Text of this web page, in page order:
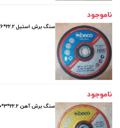
ناموجود
سنگ برش استیل 22.2*1.6*180 بکو مدل Beco BR18016
ناموجود
سنگ برش آهن 22.2*3*180 بکو مدل Beco BR18030